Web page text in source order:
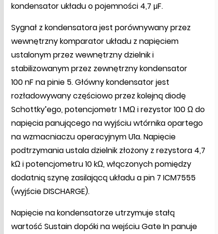
kondensator układu o pojemności 4,7 μF.
Sygnał z kondensatora jest porównywany przez
wewnętrzny komparator układu z napięciem
ustalonym przez wewnętrzny dzielnik i
stabilizowanym przez zewnętrzny kondensator
100 nF na pinie 5. Główny kondensator jest
rozładowywany częściowo przez kolejną diodę
Schottky’ego, potencjometr 1 MΩ i rezystor 100 Ω do
napięcia panującego na wyjściu wtórnika opartego
na wzmacniaczu operacyjnym U1a. Napięcie
podtrzymania ustala dzielnik złożony z rezystora 4,7
kΩ i potencjometru 10 kΩ, włączonych pomiędzy
dodatnią szynę zasilającą układu a pin 7 ICM7555
(wyjście DISCHARGE).
Napięcie na kondensatorze utrzymuje stałą
wartość Sustain dopóki na wejściu Gate In panuje